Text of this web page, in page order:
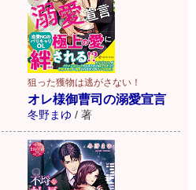
狙った獲物は逃がさない！
オレ様御曹司の溺愛宣言
冬野まゆ / 著